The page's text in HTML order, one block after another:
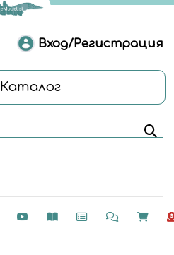
Вход/Регистрация
Каталог